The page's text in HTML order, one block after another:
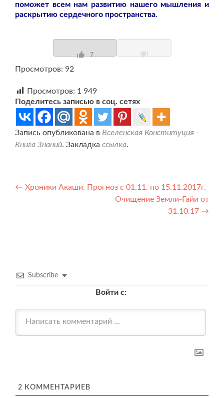
поможет всем нам развитию нашего мышления и
раскрытию сердечного пространства.
7
Просмотров: 92
Просмотров: 1 949
Поделитесь записью в соц. сетях
Запись опубликована в Вселенская Конституция -
Книга Знаний. Закладка ссылка.
Навигация
← Хроники Акаши. Прогноз с 01.11. по 15.11.2017г.
Очищение Земли-Гайи от
31.10.17 →
Subscribe
Войти с:
2 КОММЕНТАРИЕВ